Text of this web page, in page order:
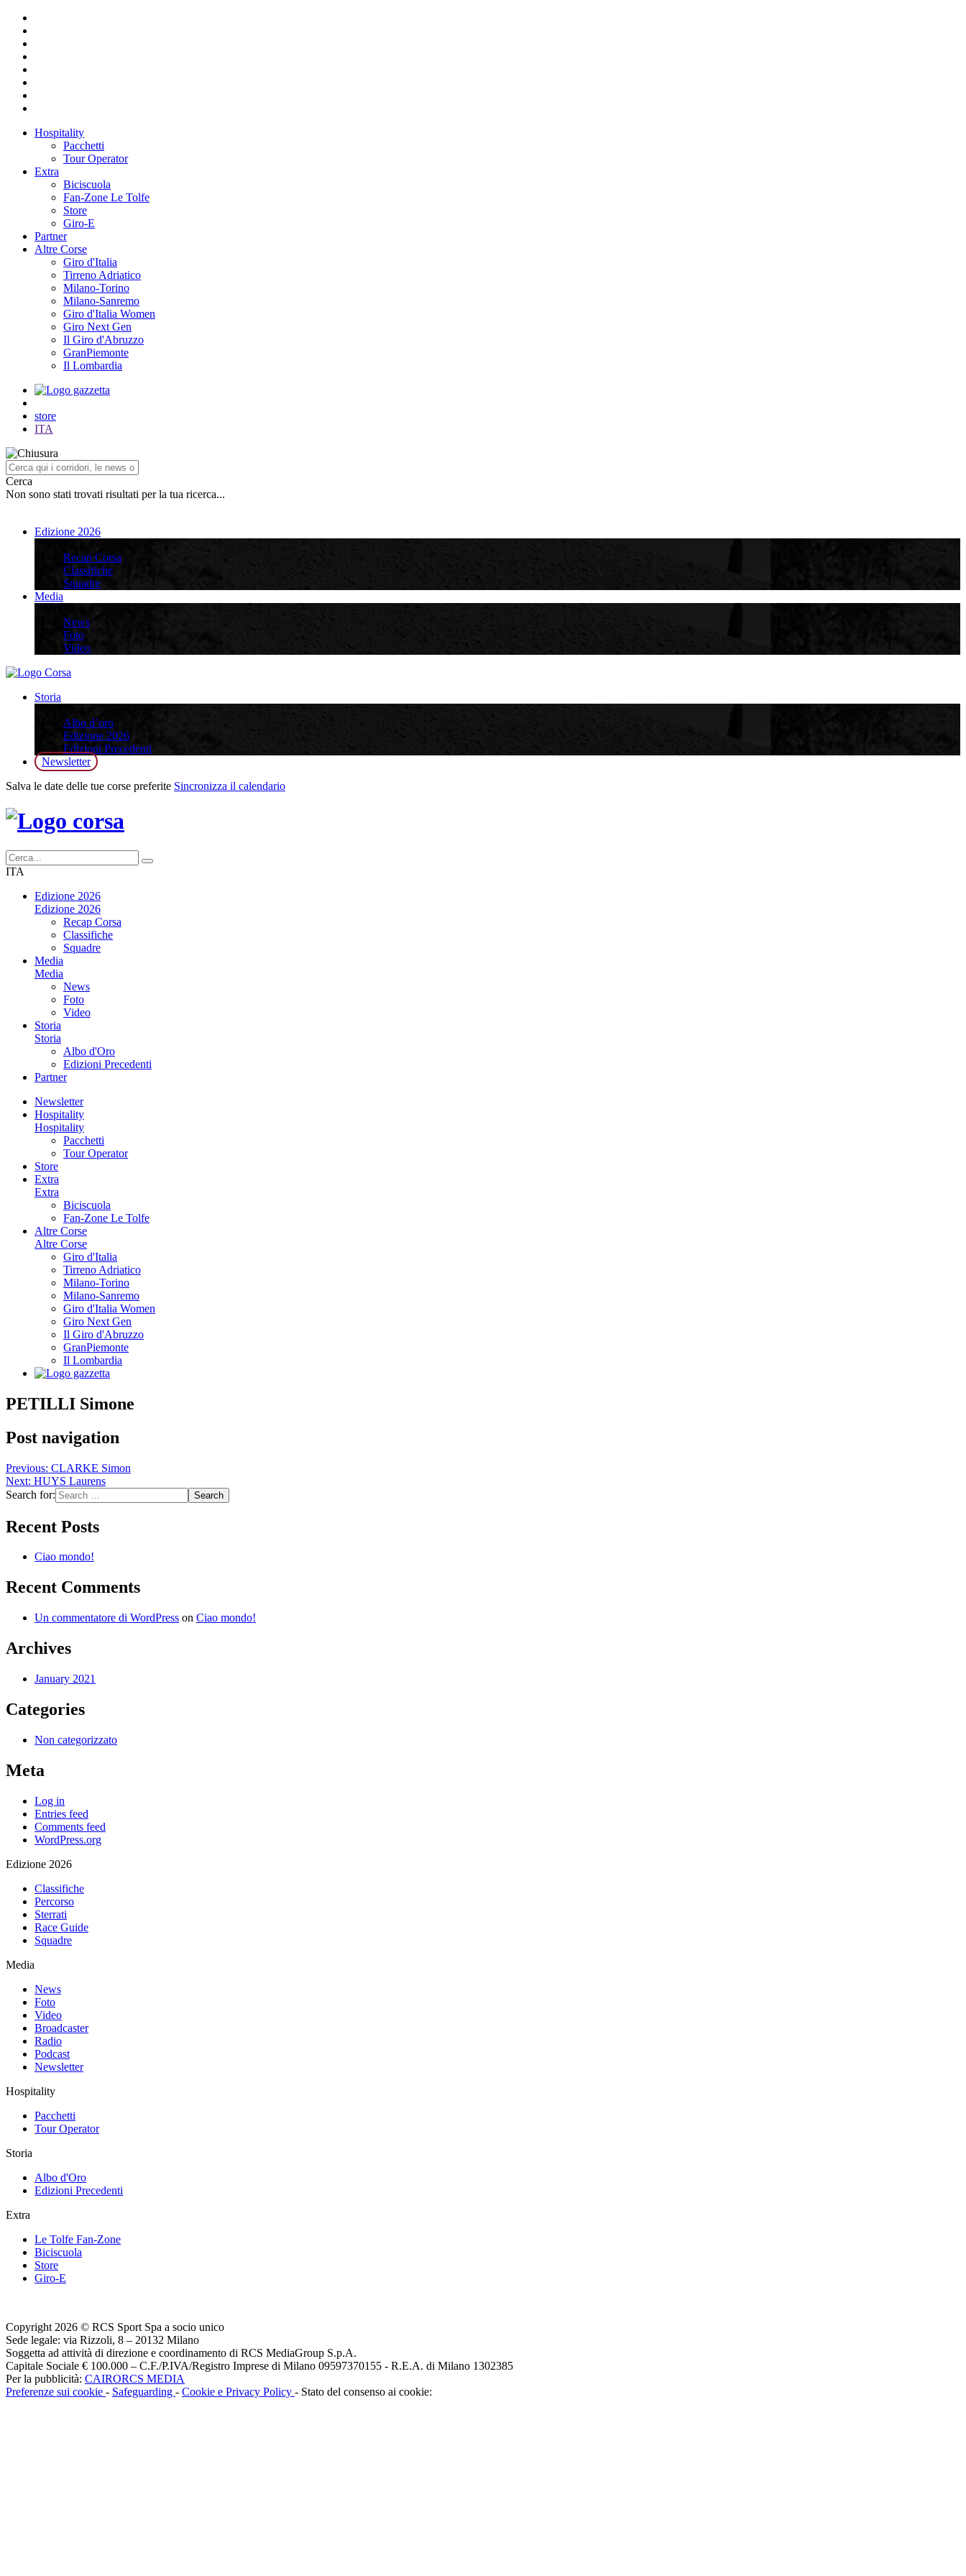
Hospitality
Pacchetti
Tour Operator
Extra
Biciscuola
Fan-Zone Le Tolfe
Store
Giro-E
Partner
Altre Corse
Giro d'Italia
Tirreno Adriatico
Milano-Torino
Milano-Sanremo
Giro d'Italia Women
Giro Next Gen
Il Giro d'Abruzzo
GranPiemonte
Il Lombardia
store
ITA
Cerca
Non sono stati trovati risultati per la tua ricerca...
Edizione 2026
Recap Corsa
Classifiche
Squadre
Media
News
Foto
Video
Storia
Albo d’oro
Edizione 2026
Edizioni Precedenti
Newsletter
Salva le date delle tue corse preferite Sincronizza il calendario
ITA
Edizione 2026
Edizione 2026
Recap Corsa
Classifiche
Squadre
Media
Media
News
Foto
Video
Storia
Storia
Albo d'Oro
Edizioni Precedenti
Partner
Newsletter
Hospitality
Hospitality
Pacchetti
Tour Operator
Store
Extra
Extra
Biciscuola
Fan-Zone Le Tolfe
Altre Corse
Altre Corse
Giro d'Italia
Tirreno Adriatico
Milano-Torino
Milano-Sanremo
Giro d'Italia Women
Giro Next Gen
Il Giro d'Abruzzo
GranPiemonte
Il Lombardia
PETILLI Simone
Post navigation
Previous: CLARKE Simon
Next: HUYS Laurens
Search for:
Recent Posts
Ciao mondo!
Recent Comments
Un commentatore di WordPress on Ciao mondo!
Archives
January 2021
Categories
Non categorizzato
Meta
Log in
Entries feed
Comments feed
WordPress.org
Edizione 2026
Classifiche
Percorso
Sterrati
Race Guide
Squadre
Media
News
Foto
Video
Broadcaster
Radio
Podcast
Newsletter
Hospitality
Pacchetti
Tour Operator
Storia
Albo d'Oro
Edizioni Precedenti
Extra
Le Tolfe Fan-Zone
Biciscuola
Store
Giro-E
Copyright 2026 © RCS Sport Spa a socio unico
Sede legale: via Rizzoli, 8 – 20132 Milano
Soggetta ad attività di direzione e coordinamento di RCS MediaGroup S.p.A.
Capitale Sociale € 100.000 – C.F./P.IVA/Registro Imprese di Milano 09597370155 - R.E.A. di Milano 1302385
Per la pubblicità: CAIRORCS MEDIA
Preferenze sui cookie - Safeguarding - Cookie e Privacy Policy - Stato del consenso ai cookie: